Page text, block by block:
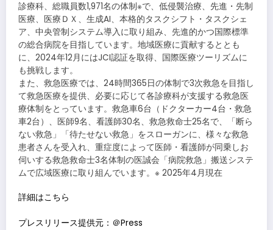
診療科、総職員数1,971名の体制※で、低侵襲治療、先進・先制
医療、医療ＤＸ、生成AI、本格的タスクシフト・タスクシェ
ア、中央管制システム導入に取り組み、先進的かつ国際標準
の総合病院を目指しています。地域医療に貢献するととも
に、2024年12月にはJCI認証を取得、国際医療ツーリズムに
も挑戦します。
また、救急医療では、24時間365日の体制で3次救急を目指し
て救急医療を提供、必要に応じて各診療科が支援する救急医
療体制をとっています。救急車6台（ドクターカー4台・救急
車2台）、医師9名、看護師30名、救急救命士25名で、「断ら
ない救急」「待たせない救急」をスローガンに、様々な救急
患者さんを受入れ、重症度によって医師・看護師が同乗しお
伺いする救急救命士3名体制の医誠会「病院救急」搬送システ
ムで広域医療に取り組んでいます。※ 2025年4月現在
詳細はこちら
プレスリリース提供元：＠Press